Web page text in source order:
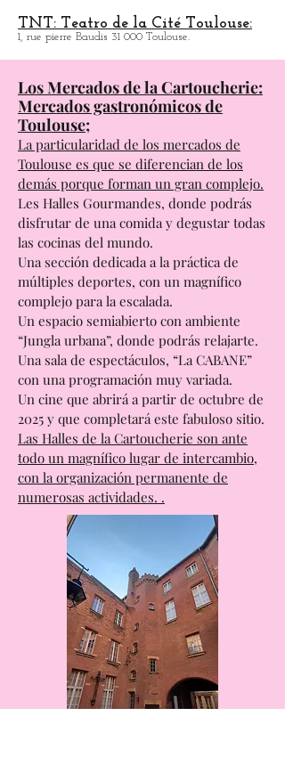
Cedex.
1, rue pierre Baudis 31 000 Toulouse.
Los Mercados de la Cartoucherie:
Mercados gastronómicos de
Toulouse;
La particularidad de los mercados de
Toulouse es que se diferencian de los
demás porque forman un gran complejo.
Les Halles Gourmandes, donde podrás
disfrutar de una comida y degustar todas
las cocinas del mundo.
Una sección dedicada a la práctica de
múltiples deportes, con un magnífico
complejo para la escalada.
Un espacio semiabierto con ambiente
“Jungla urbana”, donde podrás relajarte.
Una sala de espectáculos, “La CABANE”
con una programación muy variada.
Un cine que abrirá a partir de octubre de
2025 y que completará este fabuloso sitio.
Las Halles de la Cartoucherie son ante
todo un magnífico lugar de intercambio,
con la organización permanente de
numerosas actividades. .